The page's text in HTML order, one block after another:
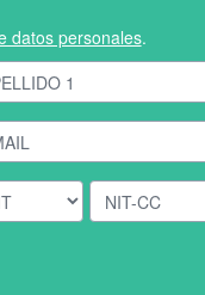
datos personales.